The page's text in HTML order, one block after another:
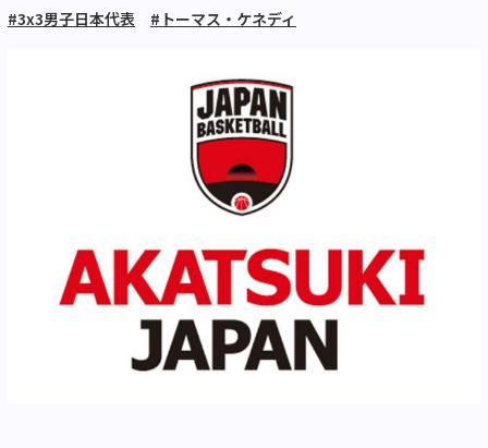
#3x3男子日本代表
#トーマス・ケネディ